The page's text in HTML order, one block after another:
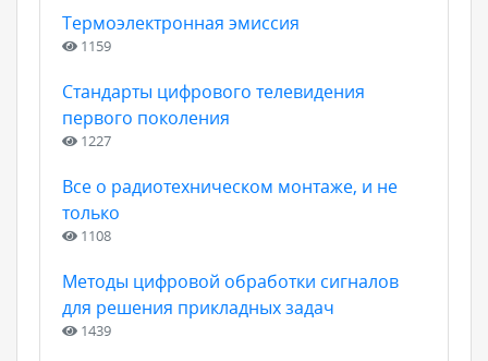
Термоэлектронная эмиссия
1159
Стандарты цифрового телевидения
первого поколения
1227
Все о радиотехническом монтаже, и не
только
1108
Методы цифровой обработки сигналов
для решения прикладных задач
1439